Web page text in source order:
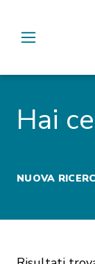
Main
Hai
NUOVA